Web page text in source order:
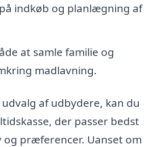
indkøb og planlægning af
at samle familie og
madlavning.
af udbydere, kan du
der passer bedst
og præferencer. Uanset om